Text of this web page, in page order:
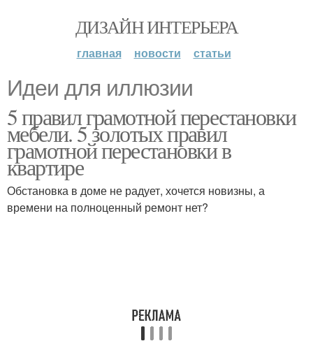
ДИЗАЙН ИНТЕРЬЕРА
главная новости статьи
Идеи для иллюзии
5 правил грамотной перестановки
мебели. 5 золотых правил
грамотной перестановки в
квартире
Обстановка в доме не радует, хочется новизны, а
времени на полноценный ремонт нет?